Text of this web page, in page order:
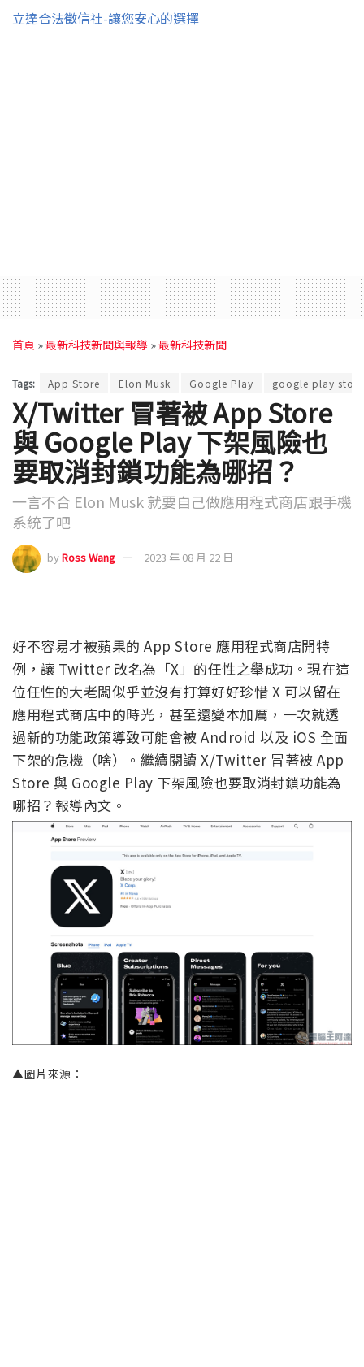
立達合法徵信社-讓您安心的選擇
首頁 »最新科技新聞與報導 »最新科技新聞
Tags: App Store Elon Musk Google Play google play store
X/Twitter 冒著被 App Store
與 Google Play 下架風險也
要取消封鎖功能為哪招？
一言不合 Elon Musk 就要自己做應用程式商店跟手機
系統了吧
byRoss Wang 2023 年 08 月 22 日
好不容易才被蘋果的 App Store 應用程式商店開特
例，讓 Twitter 改名為「X」的任性之舉成功。現在這
位任性的大老闆似乎並沒有打算好好珍惜 X 可以留在
應用程式商店中的時光，甚至還變本加厲，一次就透
過新的功能政策導致可能會被 Android 以及 iOS 全面
下架的危機（啥）。繼續閱讀 X/Twitter 冒著被 App
Store 與 Google Play 下架風險也要取消封鎖功能為
哪招？報導內文。
▲圖片來源：